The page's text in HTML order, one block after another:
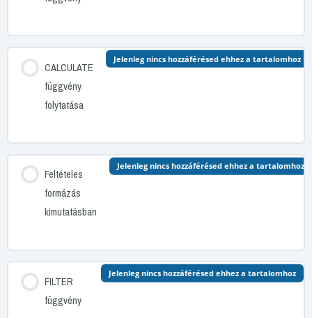
CALCULATE
függvény
folytatása
Jelenleg nincs hozzáférésed ehhez a tartalomhoz
Feltételes
formázás
kimutatásban
Jelenleg nincs hozzáférésed ehhez a tartalomhoz
FILTER
függvény
Jelenleg nincs hozzáférésed ehhez a tartalomhoz